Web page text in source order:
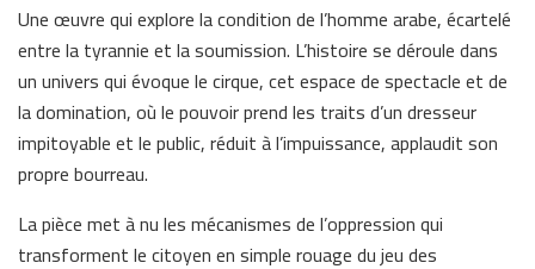
Une œuvre qui explore la condition de l’homme arabe, écartelé
entre la tyrannie et la soumission. L’histoire se déroule dans
un univers qui évoque le cirque, cet espace de spectacle et de
la domination, où le pouvoir prend les traits d’un dresseur
impitoyable et le public, réduit à l’impuissance, applaudit son
propre bourreau.
La pièce met à nu les mécanismes de l’oppression qui
transforment le citoyen en simple rouage du jeu des